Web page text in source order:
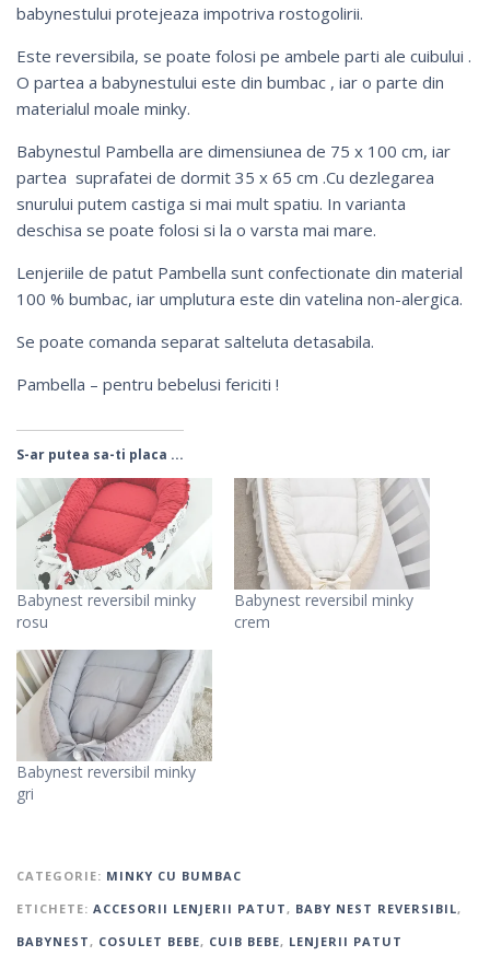
babynestului protejeaza impotriva rostogolirii.
Este reversibila, se poate folosi pe ambele parti ale cuibului .
O partea a babynestului este din bumbac , iar o parte din
materialul moale minky.
Babynestul Pambella are dimensiunea de 75 x 100 cm, iar
partea suprafatei de dormit 35 x 65 cm .Cu dezlegarea
snurului putem castiga si mai mult spatiu. In varianta
deschisa se poate folosi si la o varsta mai mare.
Lenjeriile de patut Pambella sunt confectionate din material
100 % bumbac, iar umplutura este din vatelina non-alergica.
Se poate comanda separat salteluta detasabila.
Pambella – pentru bebelusi fericiti !
S-ar putea sa-ti placa ...
Babynest reversibil minky
rosu
Babynest reversibil minky
crem
Babynest reversibil minky
gri
CATEGORIE: MINKY CU BUMBAC
ETICHETE: ACCESORII LENJERII PATUT, BABY NEST REVERSIBIL,
BABYNEST, COSULET BEBE, CUIB BEBE, LENJERII PATUT